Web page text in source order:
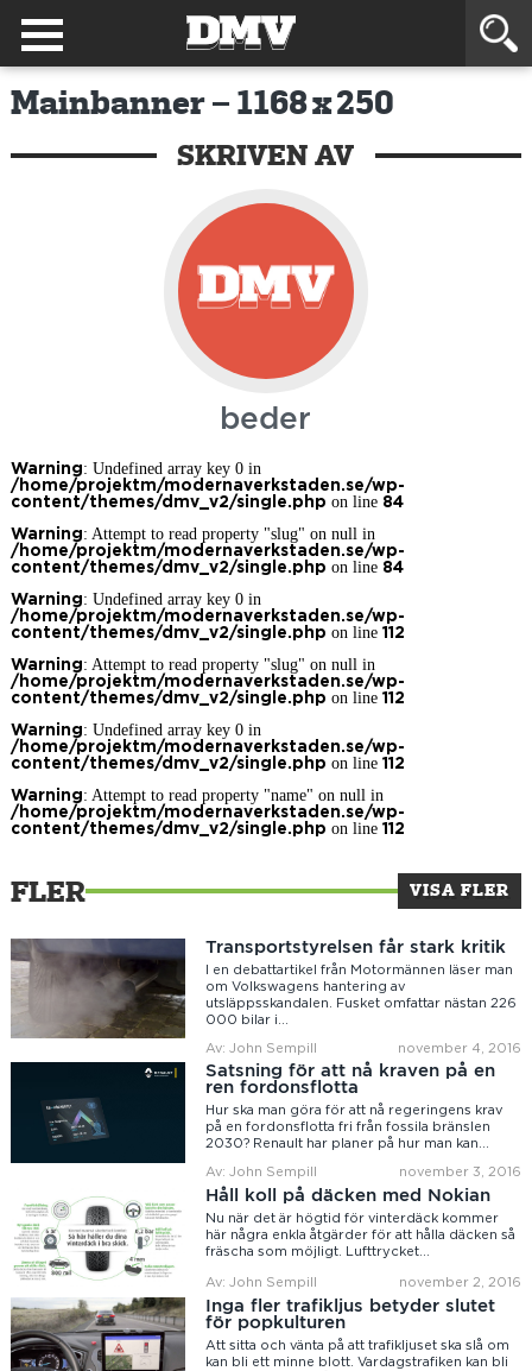
Mainbanner – 1168 x 250
SKRIVEN AV
beder
Warning: Undefined array key 0 in
/home/projektm/modernaverkstaden.se/wp-
content/themes/dmv_v2/single.php on line 84
Warning: Attempt to read property "slug" on null in
/home/projektm/modernaverkstaden.se/wp-
content/themes/dmv_v2/single.php on line 84
Warning: Undefined array key 0 in
/home/projektm/modernaverkstaden.se/wp-
content/themes/dmv_v2/single.php on line 112
Warning: Attempt to read property "slug" on null in
/home/projektm/modernaverkstaden.se/wp-
content/themes/dmv_v2/single.php on line 112
Warning: Undefined array key 0 in
/home/projektm/modernaverkstaden.se/wp-
content/themes/dmv_v2/single.php on line 112
Warning: Attempt to read property "name" on null in
/home/projektm/modernaverkstaden.se/wp-
content/themes/dmv_v2/single.php on line 112
FLER VISA FLER
Transportstyrelsen får stark kritik
I en debattartikel från Motormännen läser man
om Volkswagens hantering av
utsläppsskandalen. Fusket omfattar nästan 226
000 bilar i...
Av: John Sempill november 4, 2016
Satsning för att nå kraven på en
ren fordonsflotta
Hur ska man göra för att nå regeringens krav
på en fordonsflotta fri från fossila bränslen
2030? Renault har planer på hur man kan...
Av: John Sempill november 3, 2016
Håll koll på däcken med Nokian
Nu när det är högtid för vinterdäck kommer
här några enkla åtgärder för att hålla däcken så
fräscha som möjligt. Lufttrycket...
Av: John Sempill november 2, 2016
Inga fler trafikljus betyder slutet
för popkulturen
Att sitta och vänta på att trafikljuset ska slå om
kan bli ett minne blott. Vardagstrafiken kan bli